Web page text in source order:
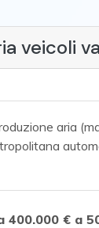
veicoli
aria
400.000 € a